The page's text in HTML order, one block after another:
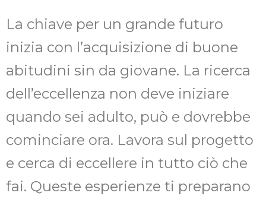
La chiave per un grande futuro
inizia con l’acquisizione di buone
abitudini sin da giovane. La ricerca
dell’eccellenza non deve iniziare
quando sei adulto, può e dovrebbe
cominciare ora. Lavora sul progetto
e cerca di eccellere in tutto ciò che
fai. Queste esperienze ti preparano